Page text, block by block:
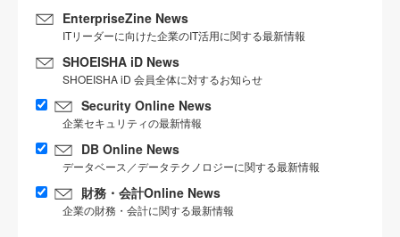
EnterpriseZine News
ITリーダーに向けた企業のIT活用に関する最新情報
SHOEISHA iD News
SHOEISHA iD 会員全体に対するお知らせ
Security Online News
企業セキュリティの最新情報
DB Online News
データベース／データテクノロジーに関する最新情報
財務・会計Online News
企業の財務・会計に関する最新情報